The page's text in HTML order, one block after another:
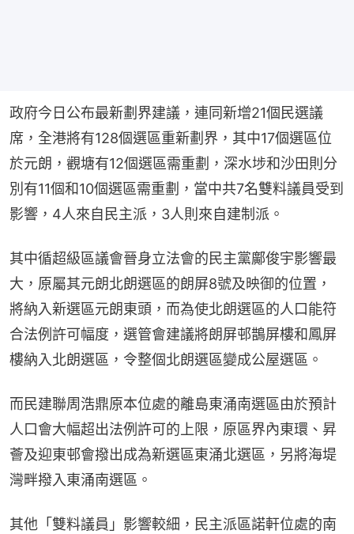
政府今日公布最新劃界建議，連同新增21個民選議
席，全港將有128個選區重新劃界，其中17個選區位
於元朗，觀塘有12個選區需重劃，深水埗和沙田則分
別有11個和10個選區需重劃，當中共7名雙料議員受到
影響，4人來自民主派，3人則來自建制派。
其中循超級區議會晉身立法會的民主黨鄺俊宇影響最
大，原屬其元朗北朗選區的朗屏8號及映御的位置，
將納入新選區元朗東頭，而為使北朗選區的人口能符
合法例許可幅度，選管會建議將朗屏邨鵲屏樓和鳳屏
樓納入北朗選區，令整個北朗選區變成公屋選區。
而民建聯周浩鼎原本位處的離島東涌南選區由於預計
人口會大幅超出法例許可的上限，原區界內東環、昇
薈及迎東邨會撥出成為新選區東涌北選區，另將海堤
灣畔撥入東涌南選區。
其他「雙料議員」影響較細，民主派區諾軒位處的南